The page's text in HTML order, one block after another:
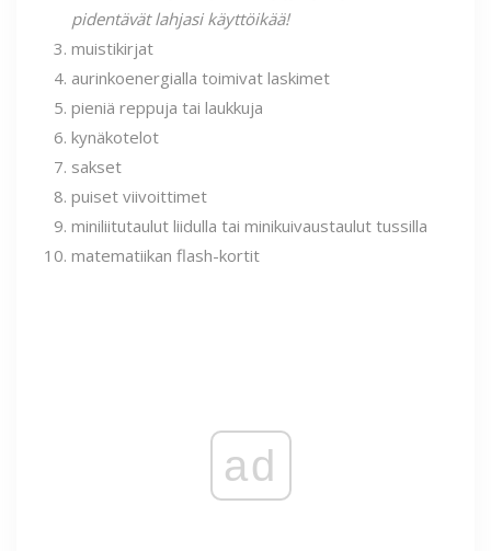
pidentävät lahjasi käyttöikää!
muistikirjat
aurinkoenergialla toimivat laskimet
pieniä reppuja tai laukkuja
kynäkotelot
sakset
puiset viivoittimet
miniliitutaulut liidulla tai minikuivaustaulut tussilla
matematiikan flash-kortit
ad